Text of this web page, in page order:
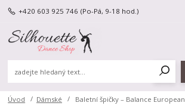
+420 603 925 746 (Po-Pá, 9-18 hod.)
Úvod Dámské Baletní špičky – Balance European